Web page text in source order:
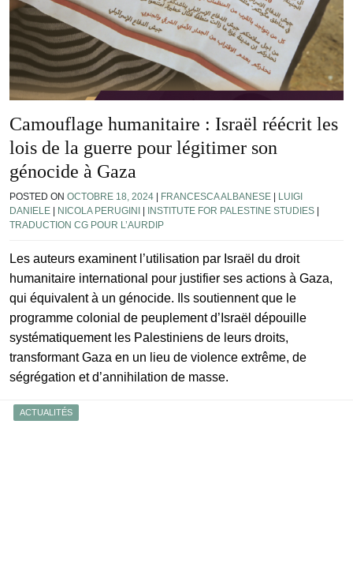
Camouflage humanitaire : Israël réécrit les
lois de la guerre pour légitimer son
génocide à Gaza
POSTED ON OCTOBRE 18, 2024 FRANCESCA ALBANESE
LUIGI
DANIELE
NICOLA PERUGINI INSTITUTE FOR PALESTINE STUDIES
TRADUCTION CG POUR L’AURDIP
Les auteurs examinent l’utilisation par Israël du droit
humanitaire international pour justifier ses actions à Gaza,
qui équivalent à un génocide. Ils soutiennent que le
programme colonial de peuplement d’Israël dépouille
systématiquement les Palestiniens de leurs droits,
transformant Gaza en un lieu de violence extrême, de
ségrégation et d’annihilation de masse.
ACTUALITÉS